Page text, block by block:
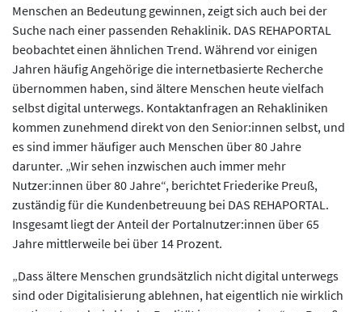
Menschen an Bedeutung gewinnen, zeigt sich auch bei der
Suche nach einer passenden Rehaklinik. DAS REHAPORTAL
beobachtet einen ähnlichen Trend. Während vor einigen
Jahren häufig Angehörige die internetbasierte Recherche
übernommen haben, sind ältere Menschen heute vielfach
selbst digital unterwegs. Kontaktanfragen an Rehakliniken
kommen zunehmend direkt von den Senior:innen selbst, und
es sind immer häufiger auch Menschen über 80 Jahre
darunter. „Wir sehen inzwischen auch immer mehr
Nutzer:innen über 80 Jahre“, berichtet Friederike Preuß,
zuständig für die Kundenbetreuung bei DAS REHAPORTAL.
Insgesamt liegt der Anteil der Portalnutzer:innen über 65
Jahre mittlerweile bei über 14 Prozent.
„Dass ältere Menschen grundsätzlich nicht digital unterwegs
sind oder Digitalisierung ablehnen, hat eigentlich nie wirklich